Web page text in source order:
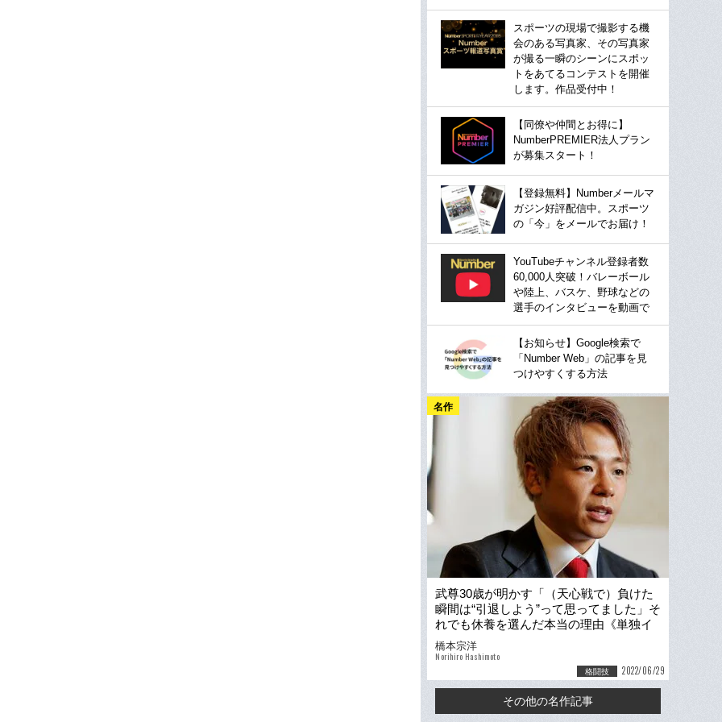
スポーツの現場で撮影する機
会のある写真家、その写真家
が撮る一瞬のシーンにスポッ
トをあてるコンテストを開催
します。作品受付中！
【同僚や仲間とお得に】
NumberPREMIER法人プラン
が募集スタート！
【登録無料】Numberメールマ
ガジン好評配信中。スポーツ
の「今」をメールでお届け！
YouTubeチャンネル登録者数
60,000人突破！バレーボール
や陸上、バスケ、野球などの
選手のインタビューを動画で
【お知らせ】Google検索で
「Number Web」の記事を見
つけやすくする方法
名作
武尊30歳が明かす「（天心戦で）負けた
瞬間は“引退しよう”って思ってました」そ
れでも休養を選んだ本当の理由《単独イ
ンタビュー》
橋本宗洋
Norihiro Hashimoto
格闘技 2022/06/29
その他の名作記事